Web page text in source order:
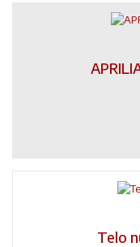
Telo